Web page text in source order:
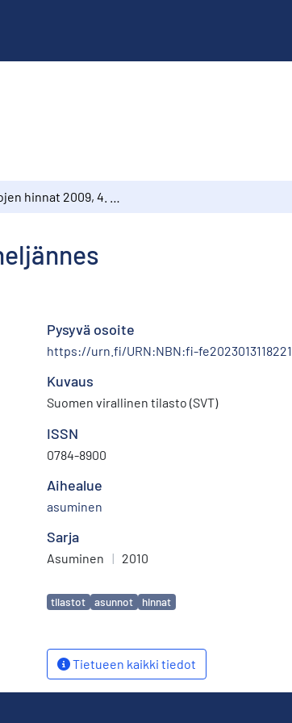
Pysyvä osoite
https://urn.fi/URN:NBN:fi-fe2023013118221
Kuvaus
Suomen virallinen tilasto (SVT)
ISSN
0784-8900
Aihealue
asuminen
Sarja
Asuminen | 2010
Avainsanat
tilastot asunnot hinnat
Tietueen kaikki tiedot